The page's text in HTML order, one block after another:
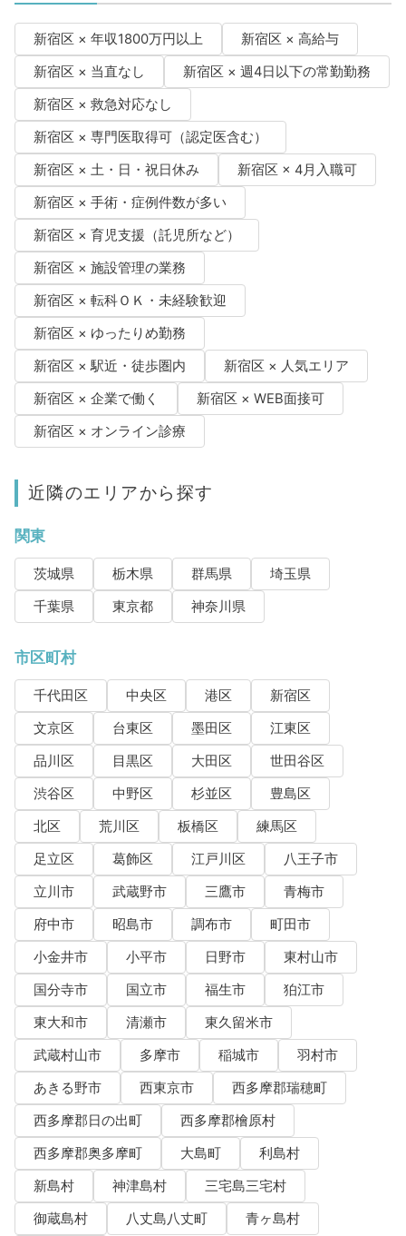
新宿区 × 年収1800万円以上
新宿区 × 高給与
新宿区 × 当直なし
新宿区 × 週4日以下の常勤勤務
新宿区 × 救急対応なし
新宿区 × 専門医取得可（認定医含む）
新宿区 × 土・日・祝日休み
新宿区 × 4月入職可
新宿区 × 手術・症例件数が多い
新宿区 × 育児支援（託児所など）
新宿区 × 施設管理の業務
新宿区 × 転科ＯＫ・未経験歓迎
新宿区 × ゆったりめ勤務
新宿区 × 駅近・徒歩圏内
新宿区 × 人気エリア
新宿区 × 企業で働く
新宿区 × WEB面接可
新宿区 × オンライン診療
近隣のエリアから探す
関東
茨城県 栃木県 群馬県
埼玉県
千葉県
東京都 神奈川県
市区町村
千代田区 中央区 港区
新宿区
文京区
台東区 墨田区
江東区
品川区
目黒区 大田区
世田谷区
渋谷区
中野区 杉並区
豊島区
北区
荒川区 板橋区
練馬区
足立区
葛飾区 江戸川区
八王子市
立川市
武蔵野市 三鷹市
青梅市
府中市
昭島市 調布市
町田市
小金井市
小平市 日野市
東村山市
国分寺市
国立市 福生市
狛江市
東大和市
清瀬市
東久留米市
武蔵村山市
多摩市 稲城市
羽村市
あきる野市
西東京市
西多摩郡瑞穂町
西多摩郡日の出町
西多摩郡檜原村
西多摩郡奥多摩町
大島町
利島村
新島村
神津島村
三宅島三宅村
御蔵島村
八丈島八丈町 青ヶ島村